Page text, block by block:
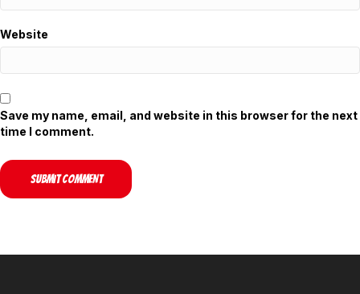
Website
Save my name, email, and website in this browser for the next
time I comment.